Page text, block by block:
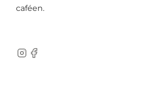
caféen.
Instagram
Facebook